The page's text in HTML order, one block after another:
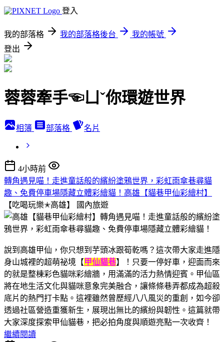
登入
我的部落格 我的部落格後台
我的帳號
登出
蓉蓉牽手☜ㄩˇ你環遊世界
相簿 部落格 名片
4小時前
轉角遇見喵！走進童話般的繽紛塗鴉世界，彩虹雨傘巷尋貓
趣、免費停車場隱藏立體彩繪貓！高雄【貓巷甲仙彩繪村】
【吃喝玩樂✭高雄】
國內旅遊
說到高雄甲仙，你只想到芋頭冰跟筍乾嗎？這次帶大家走進隱
身山城裡的超萌祕境【甲仙貓巷】！只要一停好車，迎面而來
的就是整棟彩色貓咪彩繪牆，用滿滿的活力熱情迎賓。甲仙區
將在地生活文化與貓咪意象完美融合，讓條條巷弄都成為超殺
底片的熱門打卡點。這裡雖然曾歷經八八風災的重創，如今卻
透過社區營造重獲新生，展現出無比的繽紛與韌性。這篇就帶
大家深度探索甲仙貓巷，把必拍角度與順遊亮點一次收齊！
繼續閱讀